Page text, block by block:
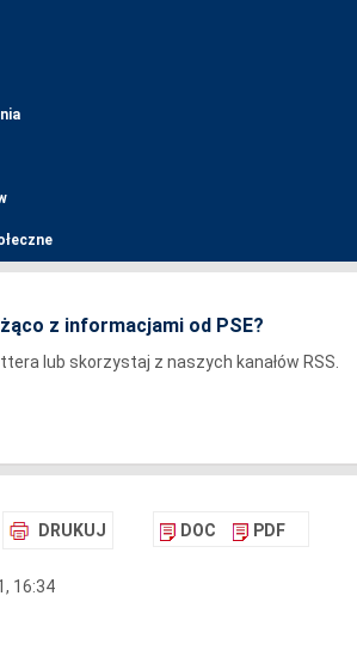
z informacjami od PSE?
lub skorzystaj z naszych kanałów RSS.
DRUKUJ DOC PDF
16:34